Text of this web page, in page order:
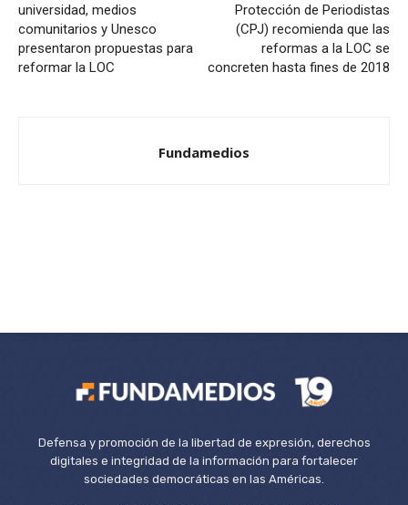
universidad, medios
comunitarios y Unesco
presentaron propuestas para
reformar la LOC
Protección de Periodistas
(CPJ) recomienda que las
reformas a la LOC se
concreten hasta fines de 2018
Fundamedios
Defensa y promoción de la libertad de expresión, derechos
digitales e integridad de la información para fortalecer
sociedades democráticas en las Américas.